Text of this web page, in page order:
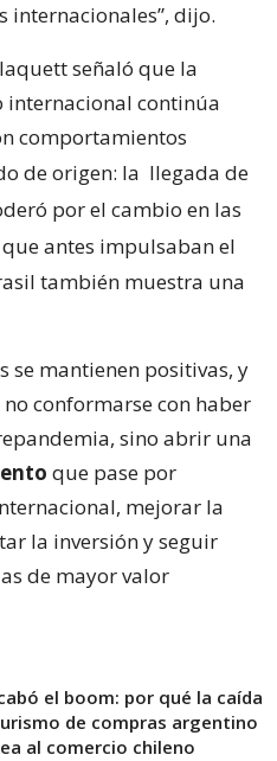
internacionales”, dijo.
señaló que la
continúa
comportamientos
de origen: la llegada de
por el cambio en las
que antes impulsaban el
también muestra una
se mantienen positivas, y
conformarse con haber
sino abrir una
que pase por
mejorar la
la inversión y seguir
de mayor valor
el boom: por qué la caída
de compras argentino
al comercio chileno